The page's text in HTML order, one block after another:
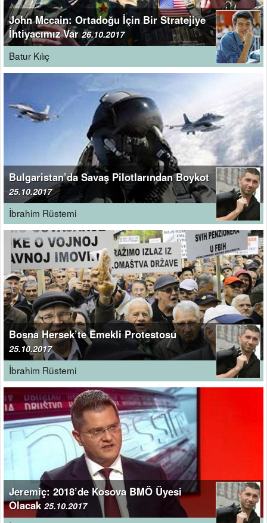
John Mccain: Ortadoğu İçin Bir Stratejiye
İhtiyacımız Var26.10.2017
Batur Kılıç
Bulgaristan’da Savaş Pilotlarından Boykot
25.10.2017
İbrahim Rüstemi
Bosna Hersek’te Emekli Protestosu
25.10.2017
İbrahim Rüstemi
Jeremiç: 2018’de Kosova BMÖ Üyesi
Olacak 25.10.2017